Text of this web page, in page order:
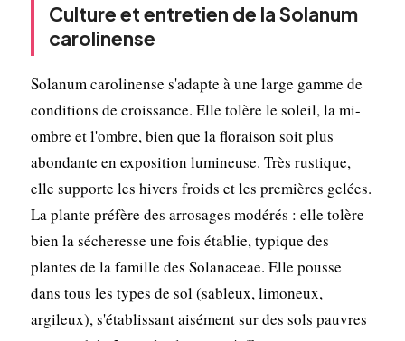
Culture et entretien de la Solanum
carolinense
Solanum carolinense s'adapte à une large gamme de
conditions de croissance. Elle tolère le soleil, la mi-
ombre et l'ombre, bien que la floraison soit plus
abondante en exposition lumineuse. Très rustique,
elle supporte les hivers froids et les premières gelées.
La plante préfère des arrosages modérés : elle tolère
bien la sécheresse une fois établie, typique des
plantes de la famille des Solanaceae. Elle pousse
dans tous les types de sol (sableux, limoneux,
argileux), s'établissant aisément sur des sols pauvres